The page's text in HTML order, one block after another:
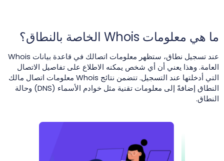
ما هي معلومات Whois الخاصة بالنطاق؟
عند تسجيل نطاق، ستظهر معلومات اتصالك في قاعدة بيانات Whois
العامة. وهذا يعني أن أي شخص يمكنه الاطلاع على تفاصيل الاتصال
التي أدخلتها عند التسجيل. تتضمن نتائج Whois معلومات اتصال مالك
النطاق إضافةً إلى معلومات تقنية مثل خوادم الأسماء (DNS) وحالة
النطاق.